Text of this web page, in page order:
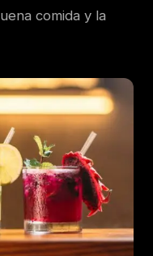
comida y la